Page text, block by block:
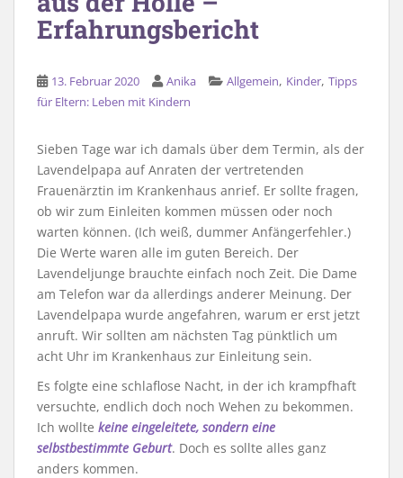
Erfahrungsbericht
13. Februar 2020 Anika Allgemein, Kinder, Tipps
für Eltern: Leben mit Kindern
Sieben Tage war ich damals über dem Termin, als der
Lavendelpapa auf Anraten der vertretenden
Frauenärztin im Krankenhaus anrief. Er sollte fragen,
ob wir zum Einleiten kommen müssen oder noch
warten können. (Ich weiß, dummer Anfängerfehler.)
Die Werte waren alle im guten Bereich. Der
Lavendeljunge brauchte einfach noch Zeit. Die Dame
am Telefon war da allerdings anderer Meinung. Der
Lavendelpapa wurde angefahren, warum er erst jetzt
anruft. Wir sollten am nächsten Tag pünktlich um
acht Uhr im Krankenhaus zur Einleitung sein.
Es folgte eine schlaflose Nacht, in der ich krampfhaft
versuchte, endlich doch noch Wehen zu bekommen.
Ich wollte keine eingeleitete, sondern eine
selbstbestimmte Geburt. Doch es sollte alles ganz
anders kommen.